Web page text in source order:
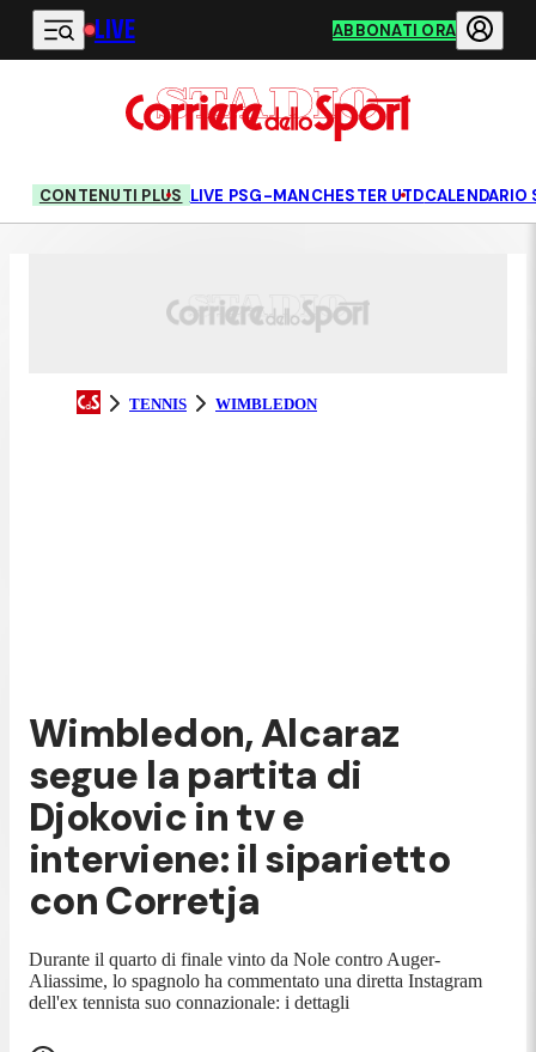
Vai al contenuto principale
LIVE ABBONATI ORA
CONTENUTI PLUS LIVE PSG-MANCHESTER UTDCALENDARIO
TENNIS WIMBLEDON
Wimbledon, Alcaraz
segue la partita di
Djokovic in tv e
interviene: il siparietto
con Corretja
Durante il quarto di finale vinto da Nole contro Auger-
Aliassime, lo spagnolo ha commentato una diretta Instagram
dell'ex tennista suo connazionale: i dettagli